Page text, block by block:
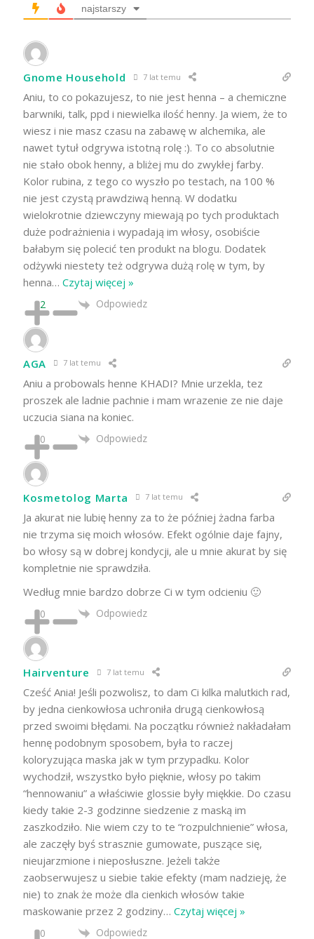
najstarszy
Gnome Household 7 lat temu
Aniu, to co pokazujesz, to nie jest henna – a chemiczne
barwniki, talk, ppd i niewielka ilość henny. Ja wiem, że to
wiesz i nie masz czasu na zabawę w alchemika, ale
nawet tytuł odgrywa istotną rolę :). To co absolutnie
nie stało obok henny, a bliżej mu do zwykłej farby.
Kolor rubina, z tego co wyszło po testach, na 100 %
nie jest czystą prawdziwą henną. W dodatku
wielokrotnie dziewczyny miewają po tych produktach
duże podrażnienia i wypadają im włosy, osobiście
bałabym się polecić ten produkt na blogu. Dodatek
odżywki niestety też odgrywa dużą rolę w tym, by
henna… Czytaj więcej »
2 Odpowiedz
AGA 7 lat temu
Aniu a probowals henne KHADI? Mnie urzekla, tez
proszek ale ladnie pachnie i mam wrazenie ze nie daje
uczucia siana na koniec.
0 Odpowiedz
Kosmetolog Marta 7 lat temu
Ja akurat nie lubię henny za to że później żadna farba
nie trzyma się moich włosów. Efekt ogólnie daje fajny,
bo włosy są w dobrej kondycji, ale u mnie akurat by się
kompletnie nie sprawdziła.
Według mnie bardzo dobrze Ci w tym odcieniu 🙂
0 Odpowiedz
Hairventure 7 lat temu
Cześć Ania! Jeśli pozwolisz, to dam Ci kilka malutkich rad,
by jedna cienkowłosa uchroniła drugą cienkowłosą
przed swoimi błędami. Na początku również nakładałam
hennę podobnym sposobem, była to raczej
koloryzująca maska jak w tym przypadku. Kolor
wychodził, wszystko było pięknie, włosy po takim
“hennowaniu” a właściwie glossie były miękkie. Do czasu
kiedy takie 2-3 godzinne siedzenie z maską im
zaszkodziło. Nie wiem czy to te “rozpulchnienie” włosa,
ale zaczęły byś strasznie gumowate, puszące się,
nieujarzmione i nieposłuszne. Jeżeli także
zaobserwujesz u siebie takie efekty (mam nadzieję, że
nie) to znak że może dla cienkich włosów takie
maskowanie przez 2 godziny… Czytaj więcej »
0 Odpowiedz